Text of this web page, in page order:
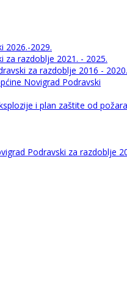
2026.-2029.
za razdoblje 2021. - 2025.
za razdoblje 2016 - 2020.
Novigrad Podravski
i plan zaštite od
Podravski za razdoblje